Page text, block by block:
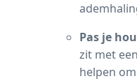
Pas je
zit met
helpen